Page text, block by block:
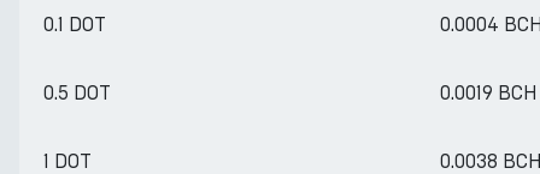
0.1 DOT 0.0004
0.5 DOT 0.0019 BCH
1 DOT 0.0038